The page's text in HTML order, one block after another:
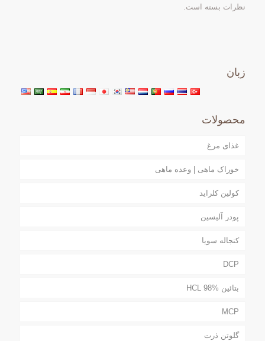
نظرات بسته است.
زبان
محصولات
غذای مرغ
خوراک ماهی | وعده ماهی
کولین کلراید
پودر آلیسین
کنجاله سویا
DCP
بتائین HCL 98%
MCP
گلوتن ذرت